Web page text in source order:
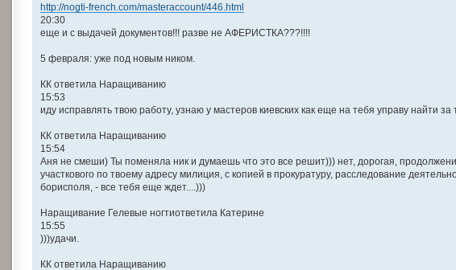
http://nogti-french.com/masteraccount/446.html
20:30
еще и с выдачей документов!!! разве не АФЕРИСТКА???!!!!
5 февраля: уже под новым ником.
КК ответила Наращиванию
15:53
иду исправлять твою работу, узнаю у мастеров киевских как еще на тебя управу найти за
КК ответила Наращиванию
15:54
Аня не смеши) Ты поменяла ник и думаешь что это все решит))) нет, дорогая,
участкового по твоему адресу милиция, с копией в прокуратуру, расследование
борисполя, - все тебя еще ждет....)))
Наращивание Гелевые ногтиответила Катерине
15:55
)))удачи.
КК ответила Наращиванию